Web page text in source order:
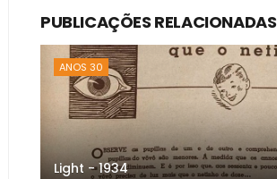
PUBLICAÇÕES RELACIONADAS
ANOS 30
Light - 1934